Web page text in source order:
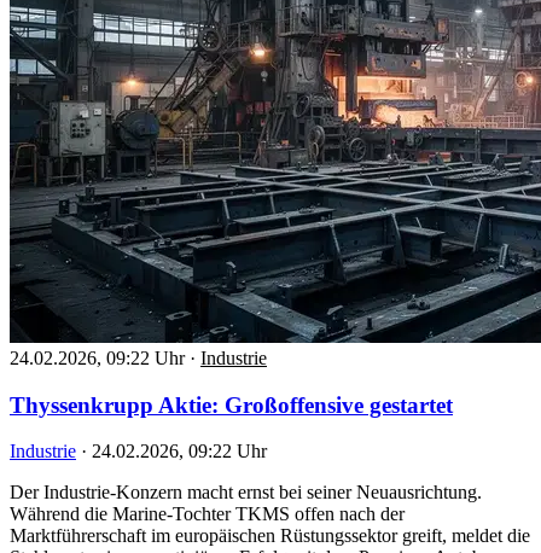
24.02.2026, 09:22 Uhr · Industrie
Thyssenkrupp Aktie: Großoffensive gestartet
Industrie · 24.02.2026, 09:22 Uhr
Der Industrie-Konzern macht ernst bei seiner Neuausrichtung.
Während die Marine-Tochter TKMS offen nach der
Marktführerschaft im europäischen Rüstungssektor greift, meldet die